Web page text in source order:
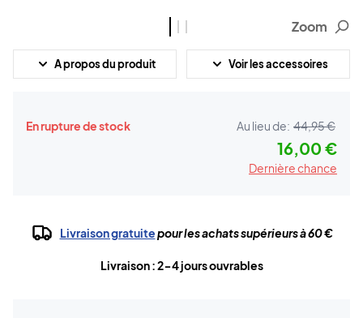
Zoom
A propos du produit Voir les accessoires
En rupture de stock Au lieu de: 44,95 €
16,00 €
Dernière chance
Livraison gratuitepour les achats supérieurs à 60 €
Livraison : 2-4 jours ouvrables